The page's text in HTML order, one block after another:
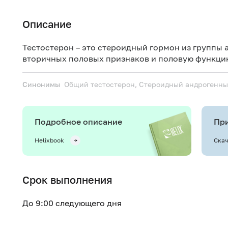
Описание
Тестостерон – это стероидный гормон из
вторичных половых признаков и половую
Синонимы Общий тестостерон, Стероидный
Подробное описание
Helixbook
Срок выполнения
До 9:00 следующего дня